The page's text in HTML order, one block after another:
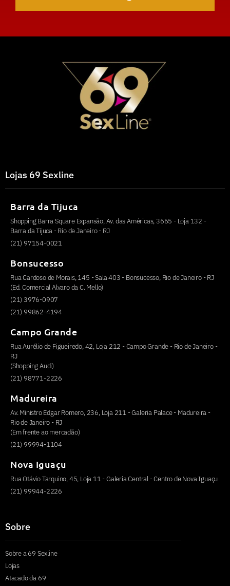
Lojas 69 Sexline
Barra da Tijuca
Shopping Barra Square Expansão, Av. das Américas, 3665 - Loja 132 -
Barra da Tijuca - Rio de Janeiro - RJ
(21) 97154-0021
Bonsucesso
Rua Cardoso de Morais, 145 - Sala 403 - Bonsucesso, Rio de Janeiro - RJ
(Ed. Comercial Alvaro da C. Mello)
(21) 3976-0907
(21) 99862-4194
Campo Grande
Rua Aurélio de Figueiredo, 42, Loja 212 - Campo Grande - Rio de Janeiro -
RJ
(Shopping Audi)
(21) 98771-2226
Madureira
Av. Ministro Edgar Romero, 236, Loja 211 - Galeria Palace - Madureira -
Rio de Janeiro - RJ
(Em frente ao mercadão)
(21) 99994-1104
Nova Iguaçu
Rua Otávio Tarquino, 45, Loja 11 - Galeria Central - Centro de Nova Iguaçu
(21) 99944-2226
Sobre
Sobre a 69 Sexline
Lojas
Atacado da 69